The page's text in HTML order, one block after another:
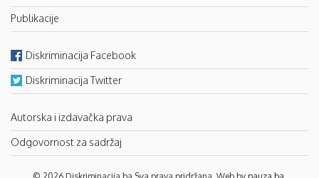
Publikacije
Diskriminacija Facebook
Diskriminacija Twitter
Autorska i izdavačka prava
Odgovornost za sadržaj